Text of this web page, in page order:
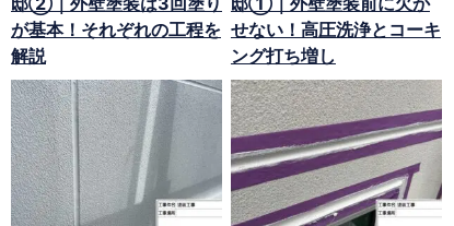
が基本！それぞれの工程を
解説
せない！高圧洗浄とコーキ
ング打ち増し